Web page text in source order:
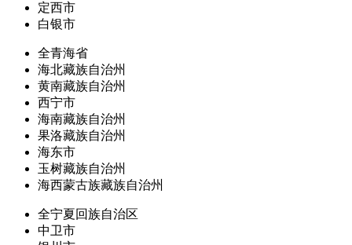
定西市
白银市
全青海省
海北藏族自治州
黄南藏族自治州
西宁市
海南藏族自治州
果洛藏族自治州
海东市
玉树藏族自治州
海西蒙古族藏族自治州
全宁夏回族自治区
中卫市